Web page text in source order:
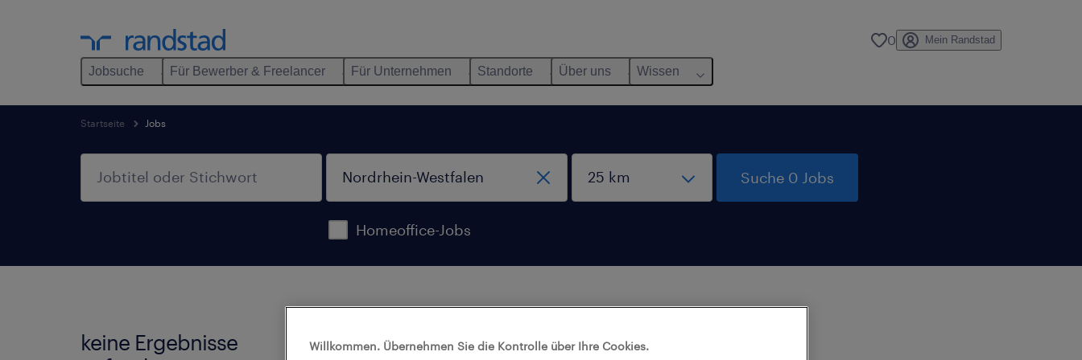
Jobsuche Für Bewerber & Freelancer Für Unternehmen Standorte Über uns Wissen
0 Mein Randstad
Startseite Jobs
Homeoffice-Jobs
Suche 0 Jobs
keine Ergebnisse
Wir haben mit diesen Filtern keine Jobs gefunden.
Willkommen. Übernehmen Sie die Kontrolle über Ihre Cookies.